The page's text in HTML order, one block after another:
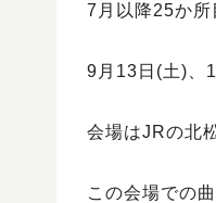
7月以降25か所
9月13日(土)、
会場はJRの北
この会場での曲